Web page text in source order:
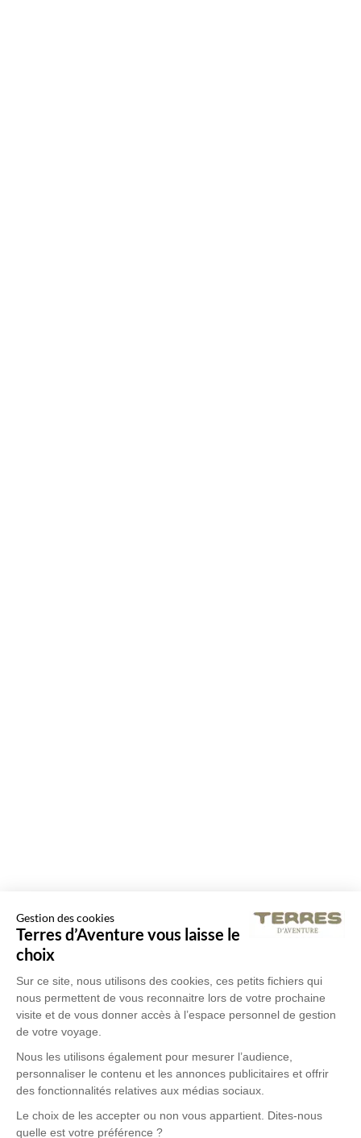
Gestion des cookies
Terres d’Aventure vous laisse le
choix
Sur ce site, nous utilisons des cookies, ces petits fichiers qui
nous permettent de vous reconnaitre lors de votre prochaine
visite et de vous donner accès à l’espace personnel de gestion
de votre voyage.
Nous les utilisons également pour mesurer l’audience,
personnaliser le contenu et les annonces publicitaires et offrir
des fonctionnalités relatives aux médias sociaux.
Le choix de les accepter ou non vous appartient. Dites-nous
quelle est votre préférence ?